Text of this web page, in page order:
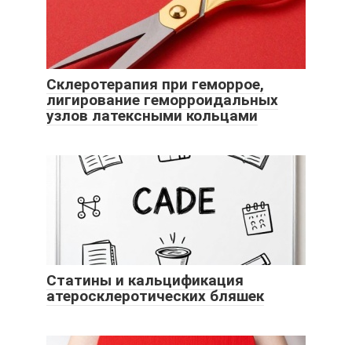
Склеротерапия при геморрое,
лигирование геморроидальных
узлов латексными кольцами
Статины и кальцификация
атеросклеротических бляшек